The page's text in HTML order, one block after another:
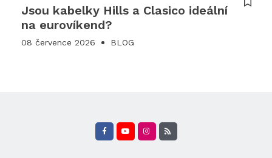
Jsou kabelky Hills a Clasico ideální
na eurovíkend?
08 července 2026 BLOG